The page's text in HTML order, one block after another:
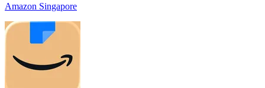
Amazon Singapore